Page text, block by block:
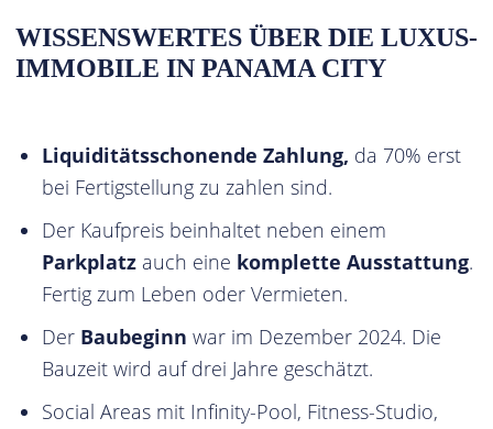
WISSENSWERTES ÜBER DIE LUXUS-
IMMOBILE IN PANAMA CITY
Liquiditätsschonende Zahlung, da 70% erst
bei Fertigstellung zu zahlen sind.
Der Kaufpreis beinhaltet neben einem
Parkplatz auch eine komplette Ausstattung.
Fertig zum Leben oder Vermieten.
Der Baubeginn war im Dezember 2024. Die
Bauzeit wird auf drei Jahre geschätzt.
Social Areas mit Infinity-Pool, Fitness-Studio,